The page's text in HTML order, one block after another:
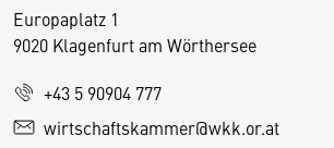
Europaplatz 1
9020 Klagenfurt am Wörthersee
+43 5 90904 777
wirtschaftskammer@wkk.or.at
D